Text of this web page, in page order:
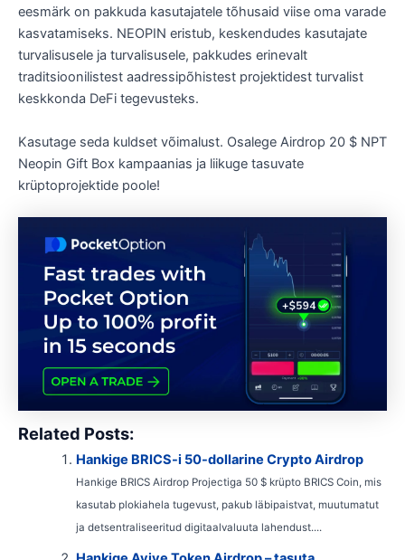
eesmärk on pakkuda kasutajatele tõhusaid viise oma varade
kasvatamiseks. NEOPIN eristub, keskendudes kasutajate
turvalisusele ja turvalisusele, pakkudes erinevalt
traditsioonilistest aadressipõhistest projektidest turvalist
keskkonda DeFi tegevusteks.
Kasutage seda kuldset võimalust. Osalege Airdrop 20 $ NPT
Neopin Gift Box kampaanias ja liikuge tasuvate
krüptoprojektide poole!
Related Posts:
Hankige BRICS-i 50-dollarine Crypto Airdrop
Hankige BRICS Airdrop Projectiga 50 $ krüpto BRICS Coin, mis
kasutab plokiahela tugevust, pakub läbipaistvat, muutumatut
ja detsentraliseeritud digitaalvaluuta lahendust....